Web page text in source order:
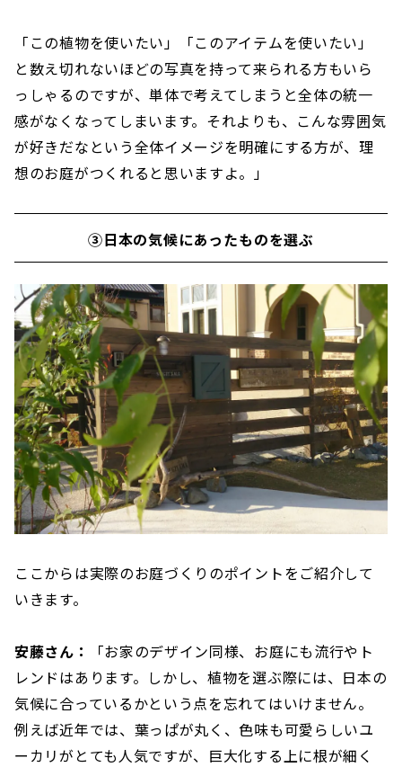
「この植物を使いたい」「このアイテムを使いたい」
と数え切れないほどの写真を持って来られる方もいら
っしゃるのですが、単体で考えてしまうと全体の統一
感がなくなってしまいます。それよりも、こんな雰囲気
が好きだなという全体イメージを明確にする方が、理
想のお庭がつくれると思いますよ。」
③日本の気候にあったものを選ぶ
ここからは実際のお庭づくりのポイントをご紹介して
いきます。
安藤さん：
「お家のデザイン同様、お庭にも流行やト
レンドはあります。しかし、植物を選ぶ際には、日本の
気候に合っているかという点を忘れてはいけません。
例えば近年では、葉っぱが丸く、色味も可愛らしいユ
ーカリがとても人気ですが、巨大化する上に根が細く